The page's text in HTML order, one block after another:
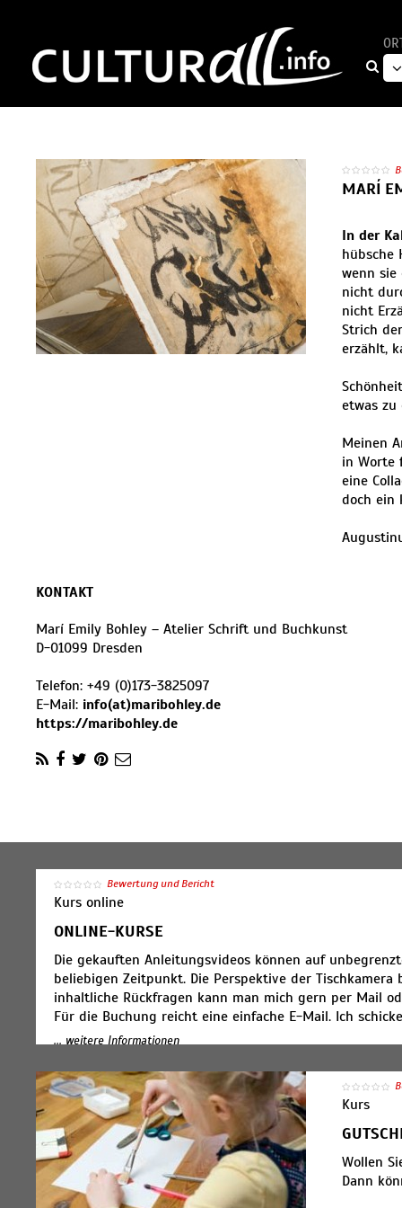
MARÍ
In der
hübsche
wenn sie
nicht
nicht
Strich
erzählt,
etwas zu
Meinen
in Worte
eine
doch ein
KONTAKT
Marí Emily Bohley – Atelier Schrift und Buchkunst
D-01099 Dresden
Telefon: +49 (0)173-3825097
E-Mail: info(at)maribohley.de
https://maribohley.de
Bewertung und Bericht
Kurs online
ONLINE-KURSE
Die gekauften Anleitungsvideos können auf
beliebigen Zeitpunkt. Die Perspektive der
inhaltliche Rückfragen kann man mich gern per Mail
Für die Buchung reicht eine einfache E-Mail. Ich
Wer möchte kann auch ein Materialpaket kaufen, das
... weitere Informationen
Kurs
Wollen
Dann